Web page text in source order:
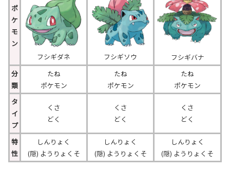
ポ
ケ
モ
ン
フシギダネ
フシギソウ
フシギバナ
分
類
たね
ポケモン
たね
ポケモン
たね
ポケモン
タ
イ
プ
くさ
どく
くさ
どく
くさ
どく
特
性
しんりょく
(隠) ようりょくそ
しんりょく
(隠) ようりょくそ
しんりょく
(隠) ようりょくそ